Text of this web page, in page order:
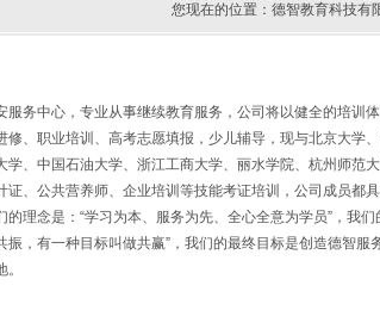
您现在的位置： 德智教育科技有
务中心，专业从事继续教育服务，公司将以健全的培训
、职业培训、高考志愿填报，少儿辅导，现与北京大学
、中国石油大学、浙江工商大学、丽水学院、杭州师范
、公共营养师、企业培训等技能考证培训，公司成员都
理念是： “学习为本、服务为先、全心全意为学员”，我们
，有一种目标叫做共赢”，我们的最终目标是创造德智服